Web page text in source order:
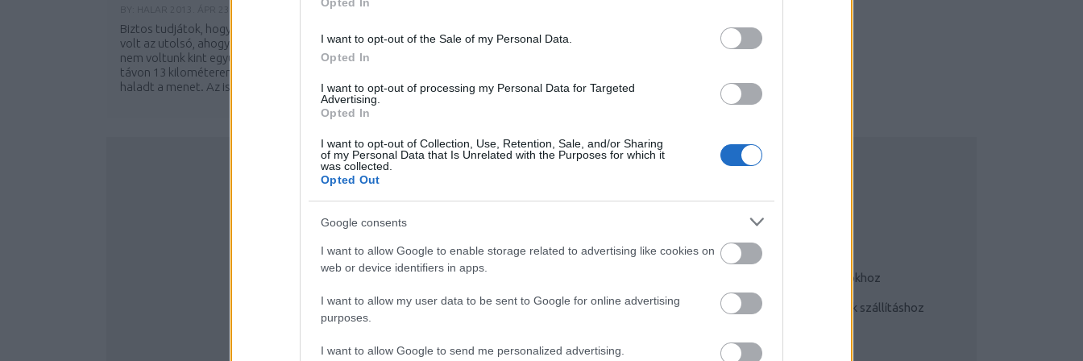
I want to opt-out of the Sale of my Personal Data.
Opted In
I want to opt-out of processing my Personal Data for Targeted
Advertising.
Opted In
I want to opt-out of Collection, Use, Retention, Sale, and/or Sharing
of my Personal Data that Is Unrelated with the Purposes for which it
was collected.
Opted Out
Google consents
I want to allow Google to enable storage related to advertising like cookies on
web or device identifiers in apps.
I want to allow my user data to be sent to Google for online advertising
purposes.
I want to allow Google to send me personalized advertising.
Biztos tudjátok, hogy a szombati Critical Mass
volt az utolsó, ahogy ismerjük. Soha ennyien
nem voltunk kint együtt, a 16 kilométeres
távon 13 kilométeren keresztül egybefüggően
haladt a menet. Az is nagyon sok helyen...
A bicikli nem egyszerűen közlekedési eszköz,
hanem egy igazi stíluselem. Nem kér
hiszen maga öltöztet. És még a városokat is
TUDATTÁGÍTÓ
- Bringás tippek
Kerékpárok a mindennapokhoz
Teherhordó/ cargo bringák szállításhoz